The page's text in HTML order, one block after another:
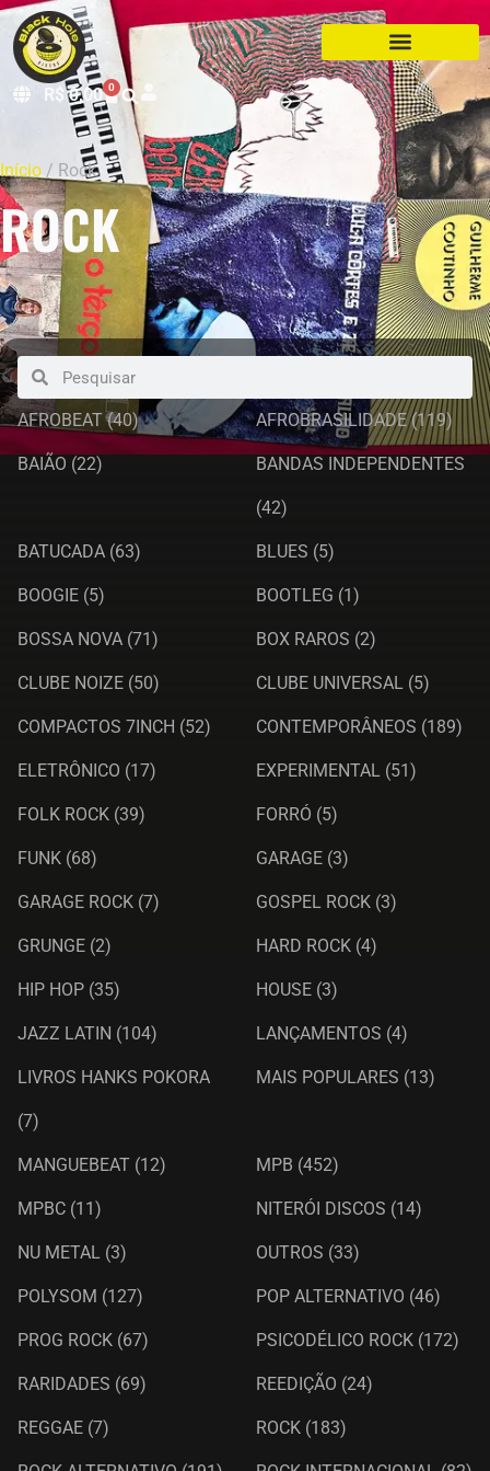
R$0,00 0
Início / Rock
ROCK
AFROBEAT(40) AFROBRASILIDADE(119)
BAIÃO (22) BANDAS INDEPENDENTES
(42)
BATUCADA (63) BLUES (5)
BOOGIE (5) BOOTLEG (1)
BOSSA NOVA (71) BOX RAROS (2)
CLUBE NOIZE (50) CLUBE UNIVERSAL (5)
COMPACTOS 7INCH (52) CONTEMPORÂNEOS (189)
ELETRÔNICO (17) EXPERIMENTAL (51)
FOLK ROCK (39) FORRÓ (5)
FUNK (68) GARAGE (3)
GARAGE ROCK (7) GOSPEL ROCK (3)
GRUNGE (2) HARD ROCK (4)
HIP HOP (35) HOUSE (3)
JAZZ LATIN (104) LANÇAMENTOS (4)
LIVROS HANKS POKORA
(7)
MAIS POPULARES (13)
MANGUEBEAT (12) MPB (452)
MPBC (11) NITERÓI DISCOS (14)
NU METAL (3) OUTROS (33)
POLYSOM (127) POP ALTERNATIVO (46)
PROG ROCK (67) PSICODÉLICO ROCK (172)
RARIDADES (69) REEDIÇÃO (24)
REGGAE (7) ROCK (183)